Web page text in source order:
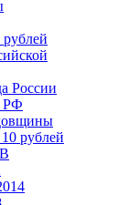
России
РФ
рублей